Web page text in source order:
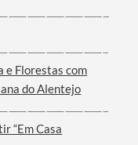
e Florestas com
do Alentejo
“Em Casa